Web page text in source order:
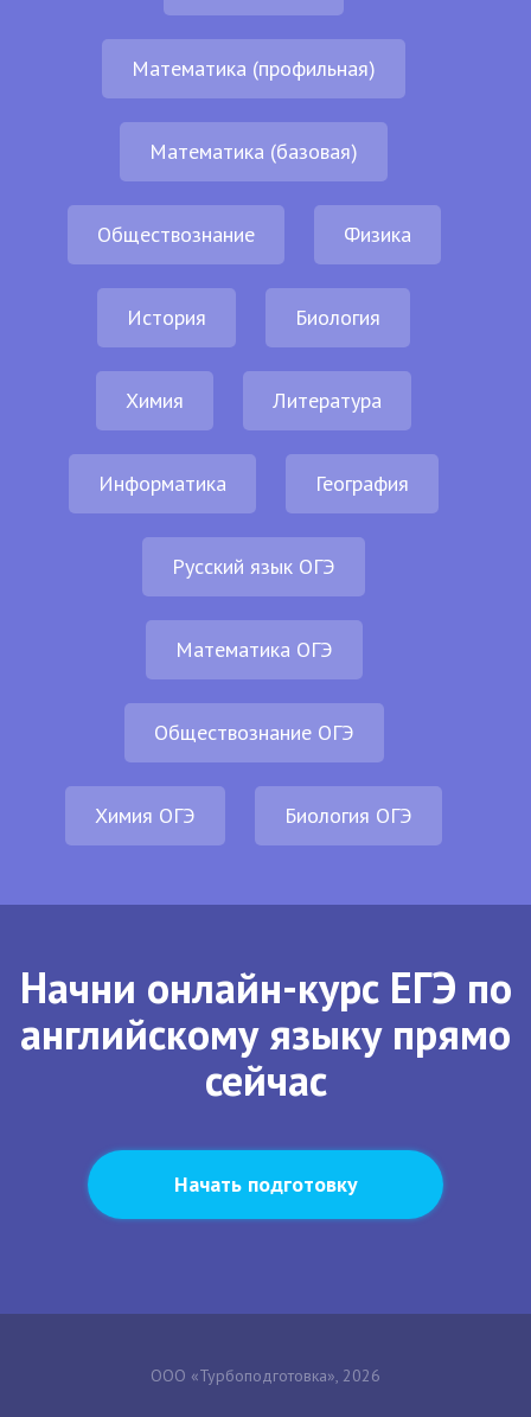
Математика (профильная)
Математика (базовая)
Обществознание Физика
История Биология
Химия Литература
Информатика География
Русский язык ОГЭ
Математика ОГЭ
Обществознание ОГЭ
Химия ОГЭ Биология ОГЭ
Начни онлайн-курс ЕГЭ по
английскому языку прямо
сейчас
Начать подготовку
ООО «Турбоподготовка», 2026